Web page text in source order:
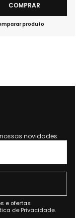
COMPRAR
produto
novidades.
e ofertas
de Privacidade.